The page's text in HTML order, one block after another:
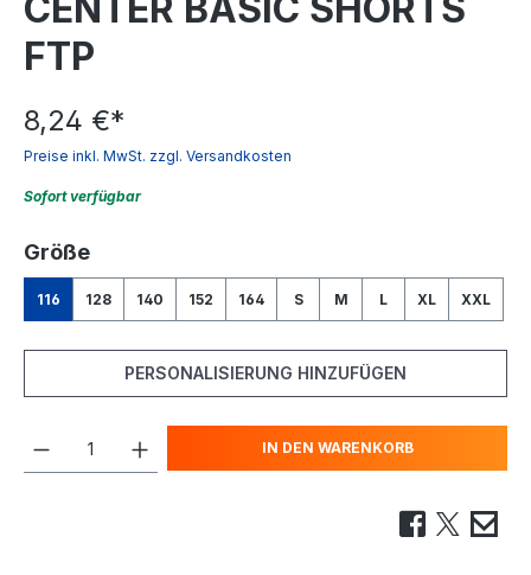
FTP
8,24 €*
Preise inkl. MwSt. zzgl. Versandkosten
Sofort verfügbar
Größeauswählen
116 128 140 152 164 S M L XL XXL
PERSONALISIERUNG HINZUFÜGEN
IN DEN WARENKORB